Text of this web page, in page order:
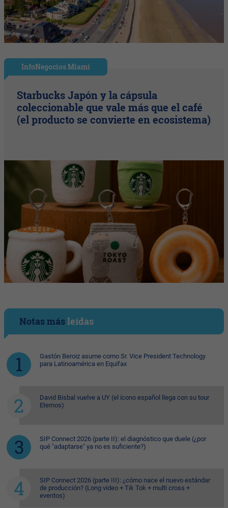
InfoNegocios Miami
Starbucks Japón y la cápsula
coleccionable que vale más que el café
(el producto se convierte en ecosistema)
Notas másleídas
Gastón Beroiz asume como Sr. Vice President Technology
para Latinoamérica en Equifax
David Bisbal vuelve a UY (el ícono español llega con su tour
Eternos)
SIP Connect 2026 (parte II): el diagnóstico que duele (¿por
qué "adaptarse" ya no es suficiente?)
SIP Connect 2026 (parte III): ¿cómo nace el nuevo estándar
de producción? (Long video + Tik Tok + multi cross +
eventos)